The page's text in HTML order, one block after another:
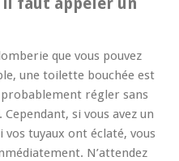
que vous pouvez
une toilette bouchée est
régler sans
si vous avez un
vos tuyaux ont éclaté, vous
N’attendez